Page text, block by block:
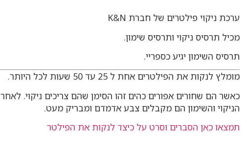
ערכת ניקוי פילטרים של חברת K&N
מכיל תרסיס ניקוי ותרסיס שימון.
תרסיס השימון יגיע כספריי.
מומלץ לנקות את הפילטרים אחת ל 25 עד 50 שעות לכל היותר.
כאשר הם שחורים אפורים כהים זהו הסימן שהם צריכים ניקוי. לאחר
הניקוי והשימון הם מקבלים צבע אדמדם ומבריק מעט.
תמצאו כאן הסברים וסרט על כיצד לנקות את הפילטר